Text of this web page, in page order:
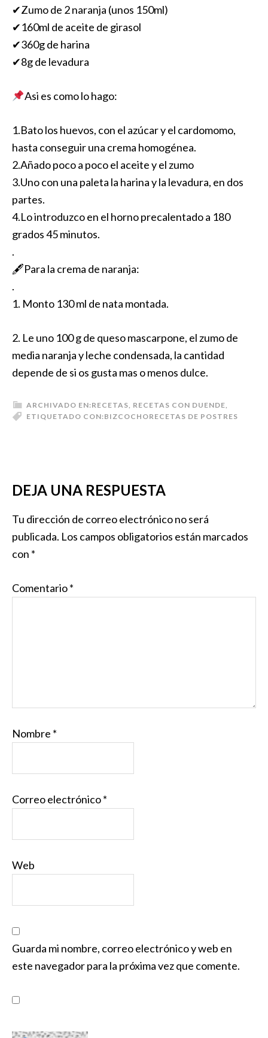
✔Zumo de 2 naranja (unos 150ml)
✔160ml de aceite de girasol
✔360g de harina
✔8g de levadura
Asi es como lo hago:
1.Bato los huevos, con el azúcar y el cardomomo,
hasta conseguir una crema homogénea.
2.Añado poco a poco el aceite y el zumo
3.Uno con una paleta la harina y la levadura, en dos
partes.
4.Lo introduzco en el horno precalentado a 180
grados 45 minutos.
.
🖋Para la crema de naranja:
.
1. Monto 130 ml de nata montada.
2. Le uno 100 g de queso mascarpone, el zumo de
media naranja y leche condensada, la cantidad
depende de si os gusta mas o menos dulce.
ARCHIVADO EN:RECETAS, RECETAS CON DUENDE,
RECETAS DE POSTRES
ETIQUETADO CON:BIZCOCHO
DEJA UNA RESPUESTA
Tu dirección de correo electrónico no será
publicada. Los campos obligatorios están marcados
con *
Comentario*
Nombre *
Correo electrónico*
Web
Guarda mi nombre, correo electrónico y web en
este navegador para la próxima vez que comente.